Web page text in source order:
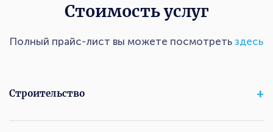
Стоимость услуг
Полный прайс-лист вы можете посмотреть здесь
Строительство